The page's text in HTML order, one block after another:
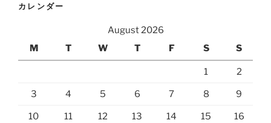
カレンダー
August 2026
M
T W T F S S
1 2
3 4 5 6 7 8 9
10 11 12 13 14 15 16